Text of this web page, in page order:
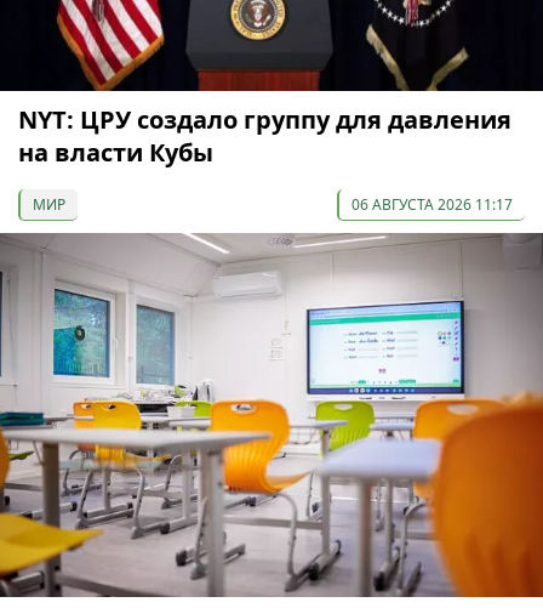
NYT: ЦРУ создало группу для давления
на власти Кубы
МИР 06 АВГУСТА 2026 11:17